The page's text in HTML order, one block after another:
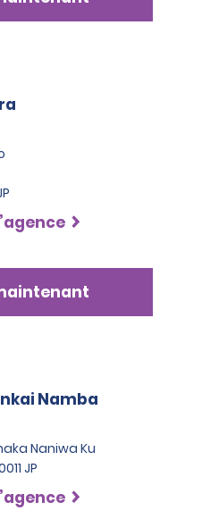
Namba
Naniwa Ku
JP